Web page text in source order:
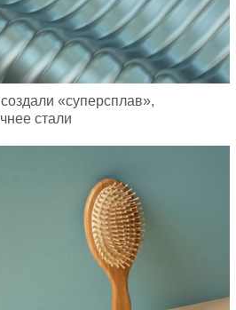
«суперсплав»,
стали